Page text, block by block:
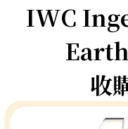
IWC
收